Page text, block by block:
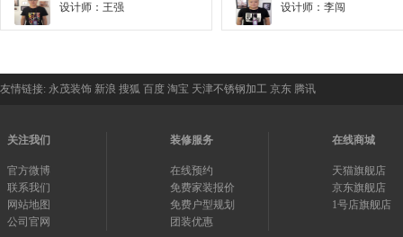
设计师： 王强 设计师： 李闯
友情链接: 永茂装饰 新浪 搜狐 百度 淘宝 天津不锈钢加工 京东 腾讯
关注我们
官方微博
联系我们
网站地图
公司官网
装修服务
在线预约
免费家装报价
免费户型规划
团装优惠
在线商城
天猫旗舰店
京东旗舰店
1号店旗舰店